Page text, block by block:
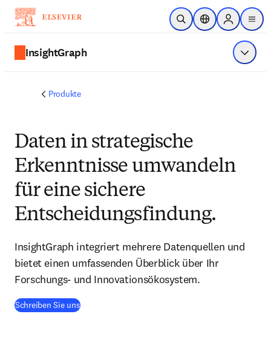
Zum Hauptinhalt wechseln
Suche öffnenStandortauswahl
Sign in to
menu
InsightGraph Menü
Produkte
Daten in strategische
Erkenntnisse umwandeln
für eine sichere
Entscheidungsfindung.
InsightGraph integriert mehrere Datenquellen und
bietet einen umfassenden Überblick über Ihr
Forschungs- und Innovationsökosystem.
Schreiben Sie uns